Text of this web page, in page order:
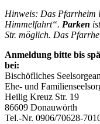
Hinweis: Das Pfarrheim
Himmelfahrt“. Parken
Str. möglich. Das
Anmeldung bitte bis
bei:
Bischöfliches
Ehe- und
Heilig Kreuz Str. 19
86609 Donauwörth
Tel.-Nr. 0906/70628-